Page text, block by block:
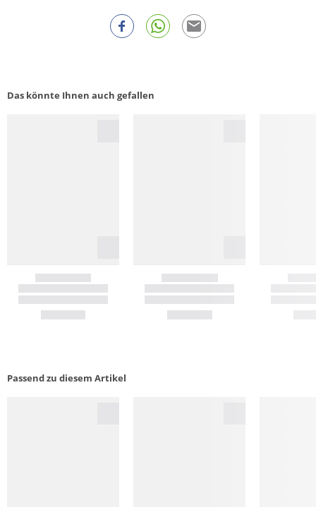
Das könnte Ihnen auch gefallen
Passend zu diesem Artikel